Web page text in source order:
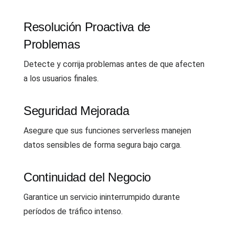
Resolución Proactiva de
Problemas
Detecte y corrija problemas antes de que afecten
a los usuarios finales.
Seguridad Mejorada
Asegure que sus funciones serverless manejen
datos sensibles de forma segura bajo carga.
Continuidad del Negocio
Garantice un servicio ininterrumpido durante
períodos de tráfico intenso.